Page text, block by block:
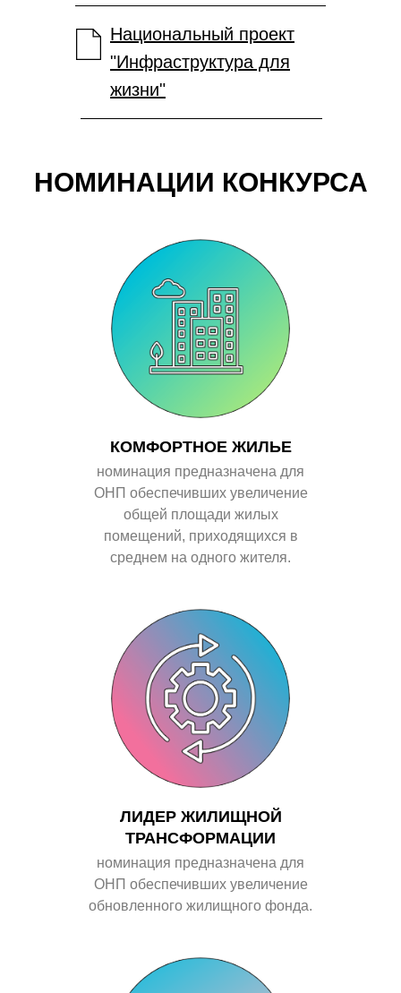
Национальный проект
"Инфраструктура для
жизни"
НОМИНАЦИИ КОНКУРСА
КОМФОРТНОЕ ЖИЛЬЕ
номинация предназначена для
ОНП обеспечивших увеличение
общей площади жилых
помещений, приходящихся в
среднем на одного жителя.
ЛИДЕР ЖИЛИЩНОЙ
ТРАНСФОРМАЦИИ
номинация предназначена для
ОНП обеспечивших увеличение
обновленного жилищного фонда.